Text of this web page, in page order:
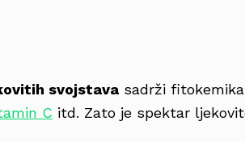
svojstava sadrži
C itd. Zato je spektar